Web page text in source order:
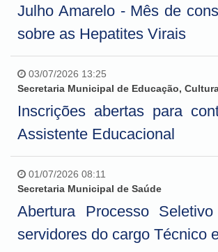
Julho Amarelo - Mês de
sobre as Hepatites Virais
03/07/2026 13:25
Secretaria Municipal de Educação,
Inscrições abertas para
Assistente Educacional
01/07/2026 08:11
Secretaria Municipal de Saúde
Abertura Processo
servidores do cargo Técnico